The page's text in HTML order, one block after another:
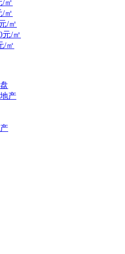
/㎡
/㎡
/㎡
元/㎡
/㎡
产